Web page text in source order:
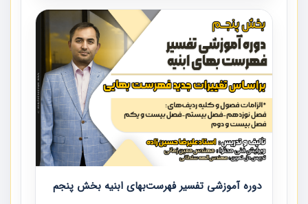
دوره با کلام مهندس علیرضاحسین‌زاده مدیر پروژه مهندسی
مشاور در امر بازنگری فهرست بها رشته ابنیه ارائه شده و به تمام
همکارانی که در حوزه صنعت ساخت در حال فعالیت هستند حتما
توصیه می کنیم از مطالب این دوره استفاده نمایند.
دوره آموزشی تفسیر فهرست‌بهای ابنیه بخش پنجم